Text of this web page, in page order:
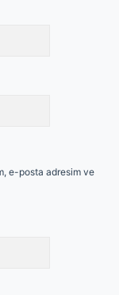
e-posta adresim ve